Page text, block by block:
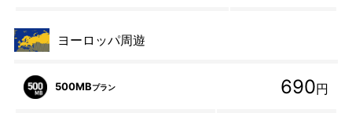
ヨーロッパ周遊
500MBプラン 690円